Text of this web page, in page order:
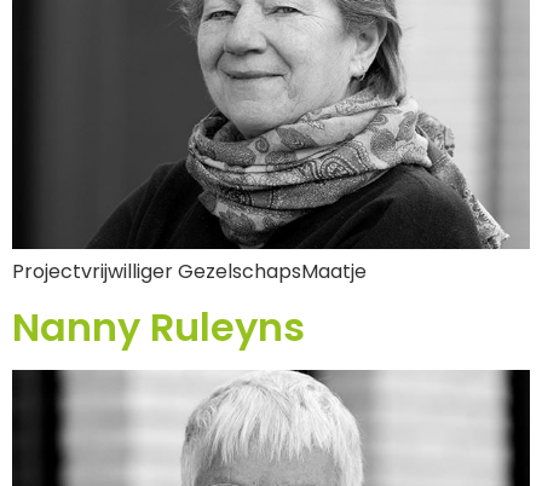
Projectvrijwilliger GezelschapsMaatje
Nanny Ruleyns